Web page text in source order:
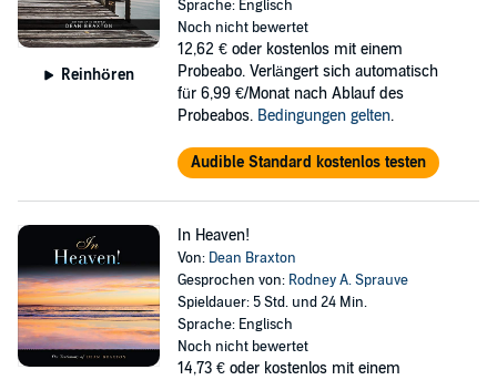
Reinhören
Sprache: Englisch
Noch nicht bewertet
12,62 € oder kostenlos mit einem
Probeabo. Verlängert sich automatisch
für 6,99 €/Monat nach Ablauf des
Probeabos. Bedingungen gelten.
Audible Standard kostenlos testen
In Heaven!
Von: Dean Braxton
Gesprochen von: Rodney A. Sprauve
Spieldauer: 5 Std. und 24 Min.
Sprache: Englisch
Noch nicht bewertet
14,73 € oder kostenlos mit einem